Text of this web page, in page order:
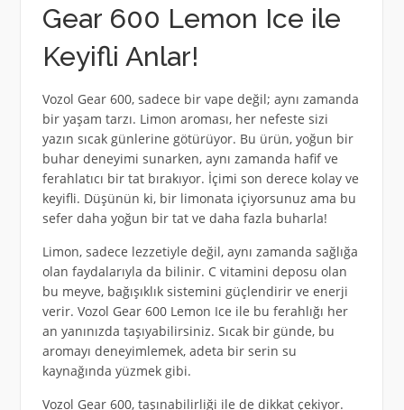
Gear 600 Lemon Ice ile
Keyifli Anlar!
Vozol Gear 600, sadece bir vape değil; aynı zamanda
bir yaşam tarzı. Limon aroması, her nefeste sizi
yazın sıcak günlerine götürüyor. Bu ürün, yoğun bir
buhar deneyimi sunarken, aynı zamanda hafif ve
ferahlatıcı bir tat bırakıyor. İçimi son derece kolay ve
keyifli. Düşünün ki, bir limonata içiyorsunuz ama bu
sefer daha yoğun bir tat ve daha fazla buharla!
Limon, sadece lezzetiyle değil, aynı zamanda sağlığa
olan faydalarıyla da bilinir. C vitamini deposu olan
bu meyve, bağışıklık sistemini güçlendirir ve enerji
verir. Vozol Gear 600 Lemon Ice ile bu ferahlığı her
an yanınızda taşıyabilirsiniz. Sıcak bir günde, bu
aromayı deneyimlemek, adeta bir serin su
kaynağında yüzmek gibi.
Vozol Gear 600, taşınabilirliği ile de dikkat çekiyor.